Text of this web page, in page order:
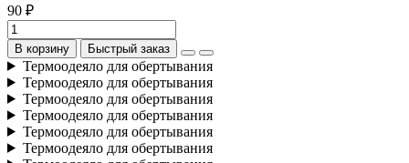
90 ₽
В корзину Быстрый заказ
Термоодеяло для обертывания
Термоодеяло для обертывания
Термоодеяло для обертывания
Термоодеяло для обертывания
Термоодеяло для обертывания
Термоодеяло для обертывания